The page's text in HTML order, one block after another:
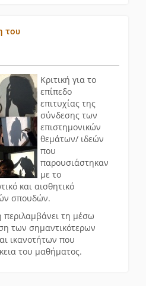
του
Κριτική για το
επίπεδο
επιτυχίας της
σύνδεσης των
επιστημονικών
θεμάτων/ ιδεών
που
παρουσιάστηκαν
με το
και αισθητικό
σπουδών.
τη μέσω
των σημαντικότερων
ικανοτήτων που
του μαθήματος.